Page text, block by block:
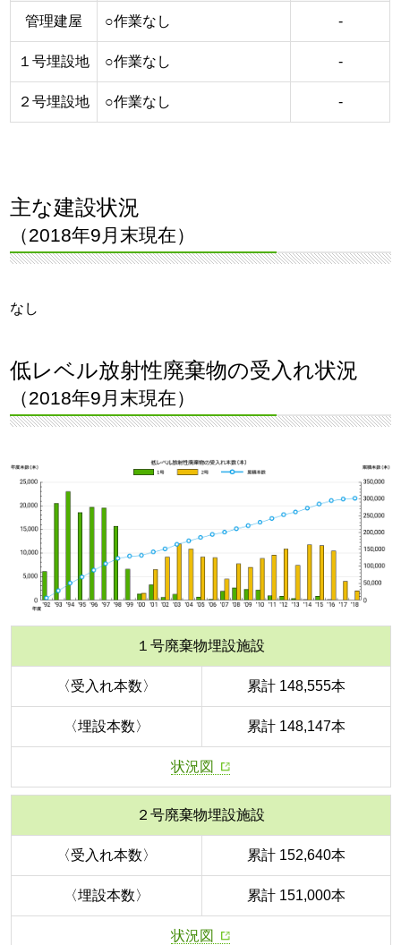
管理建屋 ○作業なし ‐
１号埋設地 ○作業なし ‐
２号埋設地 ○作業なし ‐
主な建設状況
（2018年9月末現在）
なし
低レベル放射性廃棄物の受入れ状況
（2018年9月末現在）
１号廃棄物埋設施設
〈受入れ本数〉 累計 148,555本
〈埋設本数〉 累計 148,147本
状況図
２号廃棄物埋設施設
〈受入れ本数〉 累計 152,640本
〈埋設本数〉 累計 151,000本
状況図